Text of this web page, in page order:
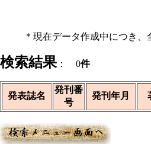
＊現在データ作成中につき
検索結果 ： 0件
発表誌名
発刊番
号
発刊年月